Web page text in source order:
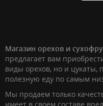
Магазин орехов и
предлагает вам
виды орехов, но и цукаты,
полезную еду по самым
Мы продаем только